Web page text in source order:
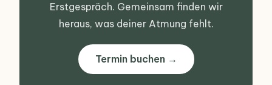
Erstgespräch. Gemeinsam finden wir
heraus, was deiner Atmung fehlt.
Termin buchen →